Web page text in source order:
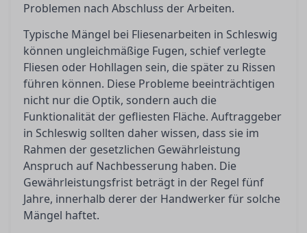
Problemen nach Abschluss der Arbeiten.
Typische Mängel bei Fliesenarbeiten in Schleswig
können ungleichmäßige Fugen, schief verlegte
Fliesen oder Hohllagen sein, die später zu Rissen
führen können. Diese Probleme beeinträchtigen
nicht nur die Optik, sondern auch die
Funktionalität der gefliesten Fläche. Auftraggeber
in Schleswig sollten daher wissen, dass sie im
Rahmen der gesetzlichen Gewährleistung
Anspruch auf Nachbesserung haben. Die
Gewährleistungsfrist beträgt in der Regel fünf
Jahre, innerhalb derer der Handwerker für solche
Mängel haftet.